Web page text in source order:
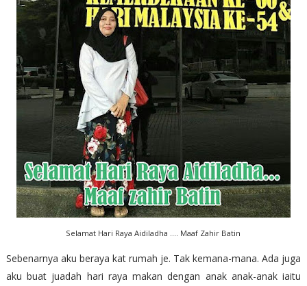
Selamat Hari Raya Aidiladha .... Maaf Zahir Batin
Sebenarnya aku beraya kat rumah je. Tak kemana-mana. Ada juga
aku buat juadah hari raya makan dengan anak anak-anak iaitu